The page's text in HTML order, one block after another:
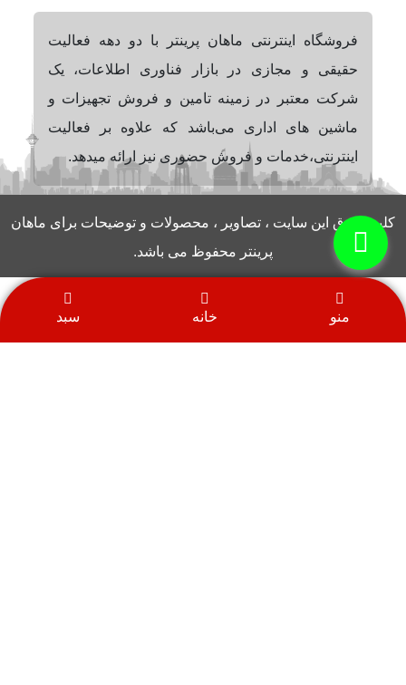
فروشگاه اینترنتی ماهان پرینتر با دو دهه فعالیت
حقیقی و مجازی در بازار فناوری اطلاعات، یک
شرکت معتبر در زمینه تامین و فروش تجهیزات و
ماشین های اداری می‌باشد که علاوه بر فعالیت
اینترنتی،خدمات و فروش حضوری نیز ارائه میدهد.
کلیه حقوق این سایت ، تصاویر ، محصولات و توضیحات برای ماهان
پرینتر محفوظ می باشد.
منو خانه سبد